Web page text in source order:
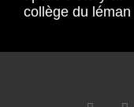
collège du léman